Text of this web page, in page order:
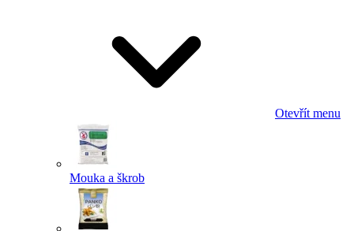
Otevřít menu
Mouka a škrob
Powered by chaterimo